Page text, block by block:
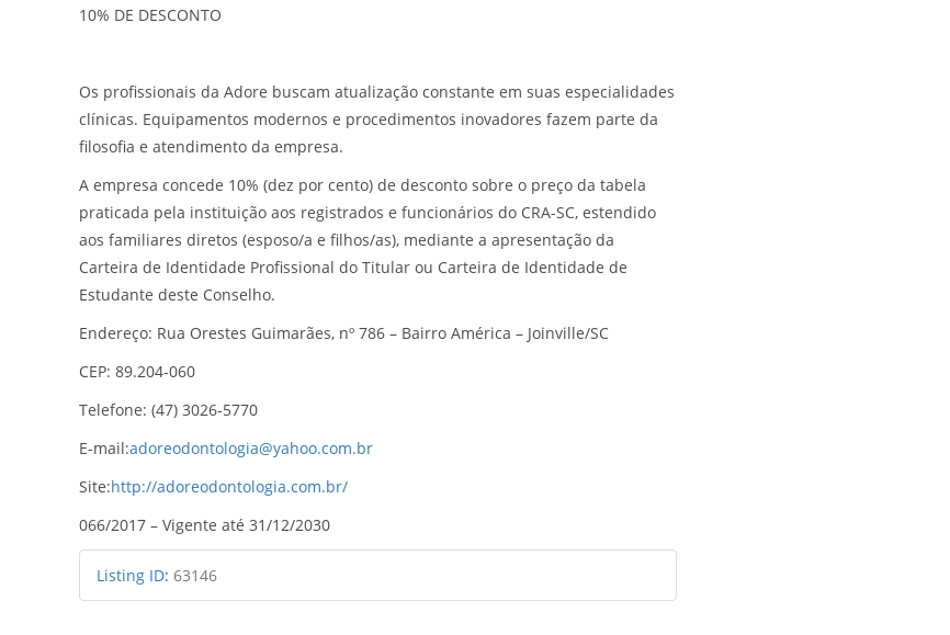
10% DE DESCONTO
Os profissionais da Adore buscam atualização constante em suas especialidades
clínicas. Equipamentos modernos e procedimentos inovadores fazem parte da
filosofia e atendimento da empresa.
A empresa concede 10% (dez por cento) de desconto sobre o preço da tabela
praticada pela instituição aos registrados e funcionários do CRA-SC, estendido
aos familiares diretos (esposo/a e filhos/as), mediante a apresentação da
Carteira de Identidade Profissional do Titular ou Carteira de Identidade de
Estudante deste Conselho.
Endereço: Rua Orestes Guimarães, nº 786 – Bairro América – Joinville/SC
CEP: 89.204-060
Telefone: (47) 3026-5770
E-mail:adoreodontologia@yahoo.com.br
Site:http://adoreodontologia.com.br/
066/2017 – Vigente até 31/12/2030
Listing ID: 63146